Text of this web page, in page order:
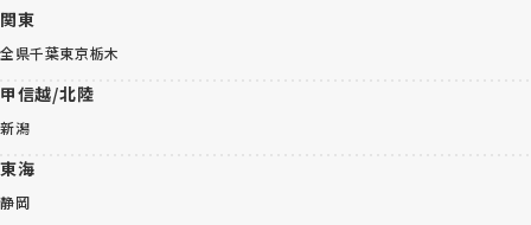
関東
全県千葉東京栃木
甲信越/北陸
新潟
東海
静岡